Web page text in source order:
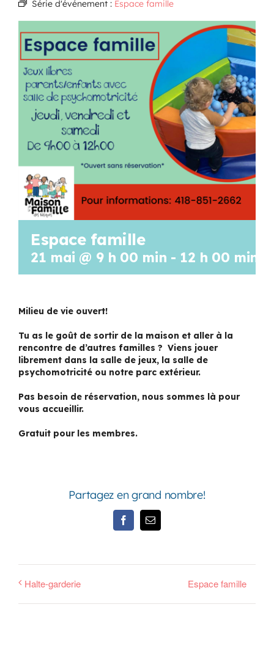
Programmation
Mon Compte
Panier
OFFRES D’EMPLOI
Série d'événement : Espace famille
Espace famille
21 mai @ 9 h 00 min - 12 h 00 min
Milieu de vie ouvert!
Tu as le goût de sortir de la maison et aller à la
rencontre de d’autres familles ? Viens jouer
librement dans la salle de jeux, la salle de
psychomotricité ou notre parc extérieur.
Pas besoin de réservation, nous sommes là pour
vous accueillir.
Gratuit pour les membres.
Partagez en grand nombre!
FacebookEmail
Halte-garderie Espace famille